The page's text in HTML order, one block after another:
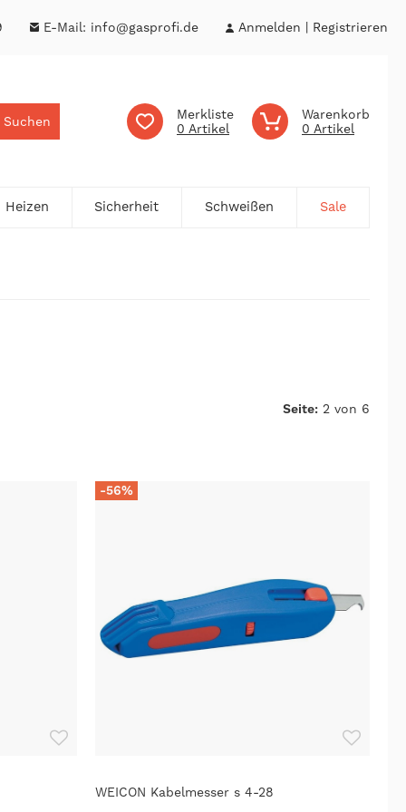
E-Mail: info@gasprofi.de Anmelden Registrieren
Merkliste
0
Warenkorb
0
Suchen
Heizen Sicherheit Schweißen Sale
Seite: 2 von 6
-56%
WEICON Kabelmesser s 4-28